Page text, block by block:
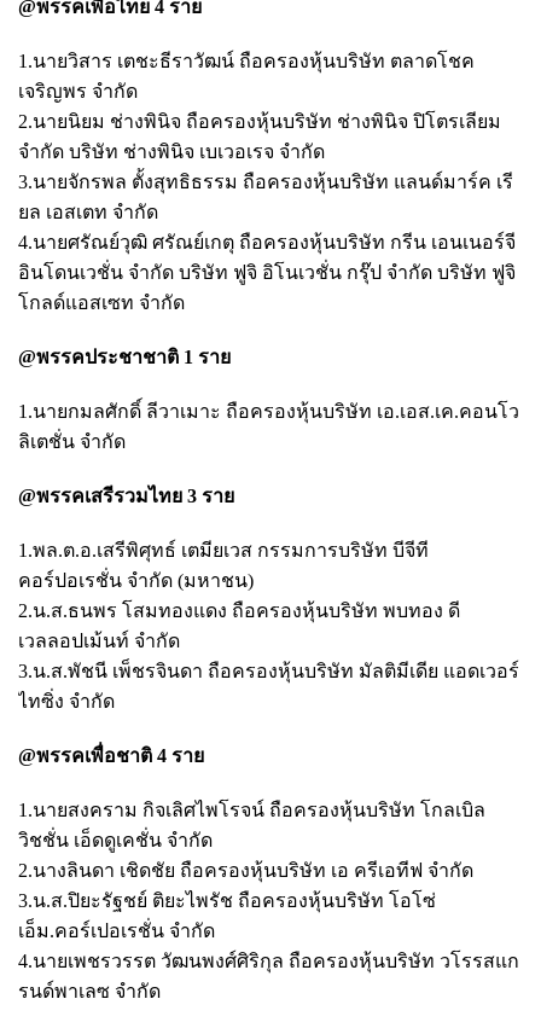
@พรรคเพื่อไทย 4 ราย
1.นายวิสาร เตชะธีราวัฒน์ ถือครองหุ้นบริษัท ตลาดโชค
เจริญพร จำกัด
2.นายนิยม ช่างพินิจ ถือครองหุ้นบริษัท ช่างพินิจ ปิโตรเลียม
จำกัด บริษัท ช่างพินิจ เบเวอเรจ จำกัด
3.นายจักรพล ตั้งสุทธิธรรม ถือครองหุ้นบริษัท แลนด์มาร์ค เรี
ยล เอสเตท จำกัด
4.นายศรัณย์วุฒิ ศรัณย์เกตุ ถือครองหุ้นบริษัท กรีน เอนเนอร์จี
อินโดนเวชั่น จำกัด บริษัท ฟูจิ อิโนเวชั่น กรุ๊ป จำกัด บริษัท ฟูจิ
โกลด์แอสเซท จำกัด
@พรรคประชาชาติ 1 ราย
1.นายกมลศักดิ์ ลีวาเมาะ ถือครองหุ้นบริษัท เอ.เอส.เค.คอนโว
ลิเตชั่น จำกัด
@พรรคเสรีรวมไทย 3 ราย
1.พล.ต.อ.เสรีพิศุทธ์ เตมียเวส กรรมการบริษัท บีจีที
คอร์ปอเรชั่น จำกัด (มหาชน)
2.น.ส.ธนพร โสมทองแดง ถือครองหุ้นบริษัท พบทอง ดี
เวลลอปเม้นท์ จำกัด
3.น.ส.พัชนี เพ็ชรจินดา ถือครองหุ้นบริษัท มัลติมีเดีย แอดเวอร์
ไทซิ่ง จำกัด
@พรรคเพื่อชาติ 4 ราย
1.นายสงคราม กิจเลิศไพโรจน์ ถือครองหุ้นบริษัท โกลเบิล
วิชชั่น เอ็ดดูเคชั่น จำกัด
2.นางลินดา เชิดชัย ถือครองหุ้นบริษัท เอ ครีเอทีฟ จำกัด
3.น.ส.ปิยะรัฐชย์ ติยะไพรัช ถือครองหุ้นบริษัท โอโซ่
เอ็ม.คอร์เปอเรชั่น จำกัด
4.นายเพชรวรรต วัฒนพงศ์ศิริกุล ถือครองหุ้นบริษัท วโรรสแก
รนด์พาเลซ จำกัด